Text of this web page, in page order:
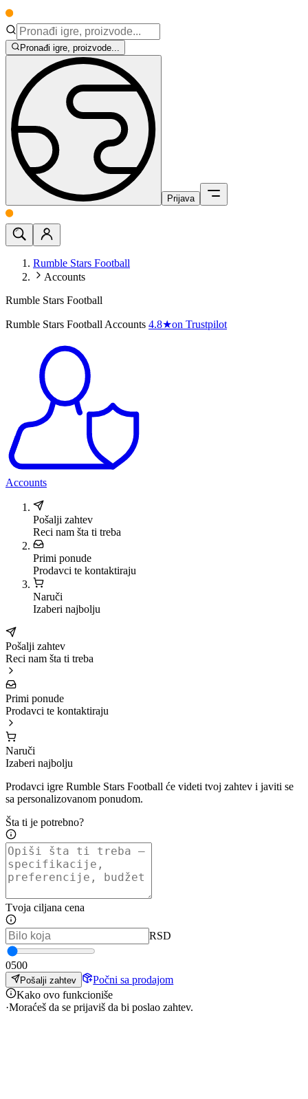
Pronađi igre, proizvode...
Prijava
Rumble Stars Football
Accounts
Rumble Stars Football
Rumble Stars Football Accounts 4.8★on Trustpilot
Accounts
Pošalji zahtev
Reci nam šta ti treba
Primi ponude
Prodavci te kontaktiraju
Naruči
Izaberi najbolju
Pošalji zahtev
Reci nam šta ti treba
Primi ponude
Prodavci te kontaktiraju
Naruči
Izaberi najbolju
Prodavci igre Rumble Stars Football će videti tvoj zahtev i javiti se
sa personalizovanom ponudom.
Šta ti je potrebno?
Tvoja ciljana cena
RSD
0500
Pošalji zahtev
Počni sa prodajom
Kako ovo funkcioniše
·Moraćeš da se prijaviš da bi poslao zahtev.